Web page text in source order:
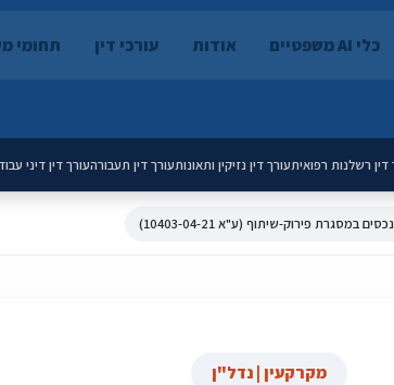
כלי AI משפטיים אודות עורכי דין תחומי
דין רשלנות רפואיתעורך דין נזיקין ותאונותעורך דין תעבורהעורך דין דיני
פירוק-שיתוף (ע"א 10403-04-21)
מקרקעין | נדל"ן